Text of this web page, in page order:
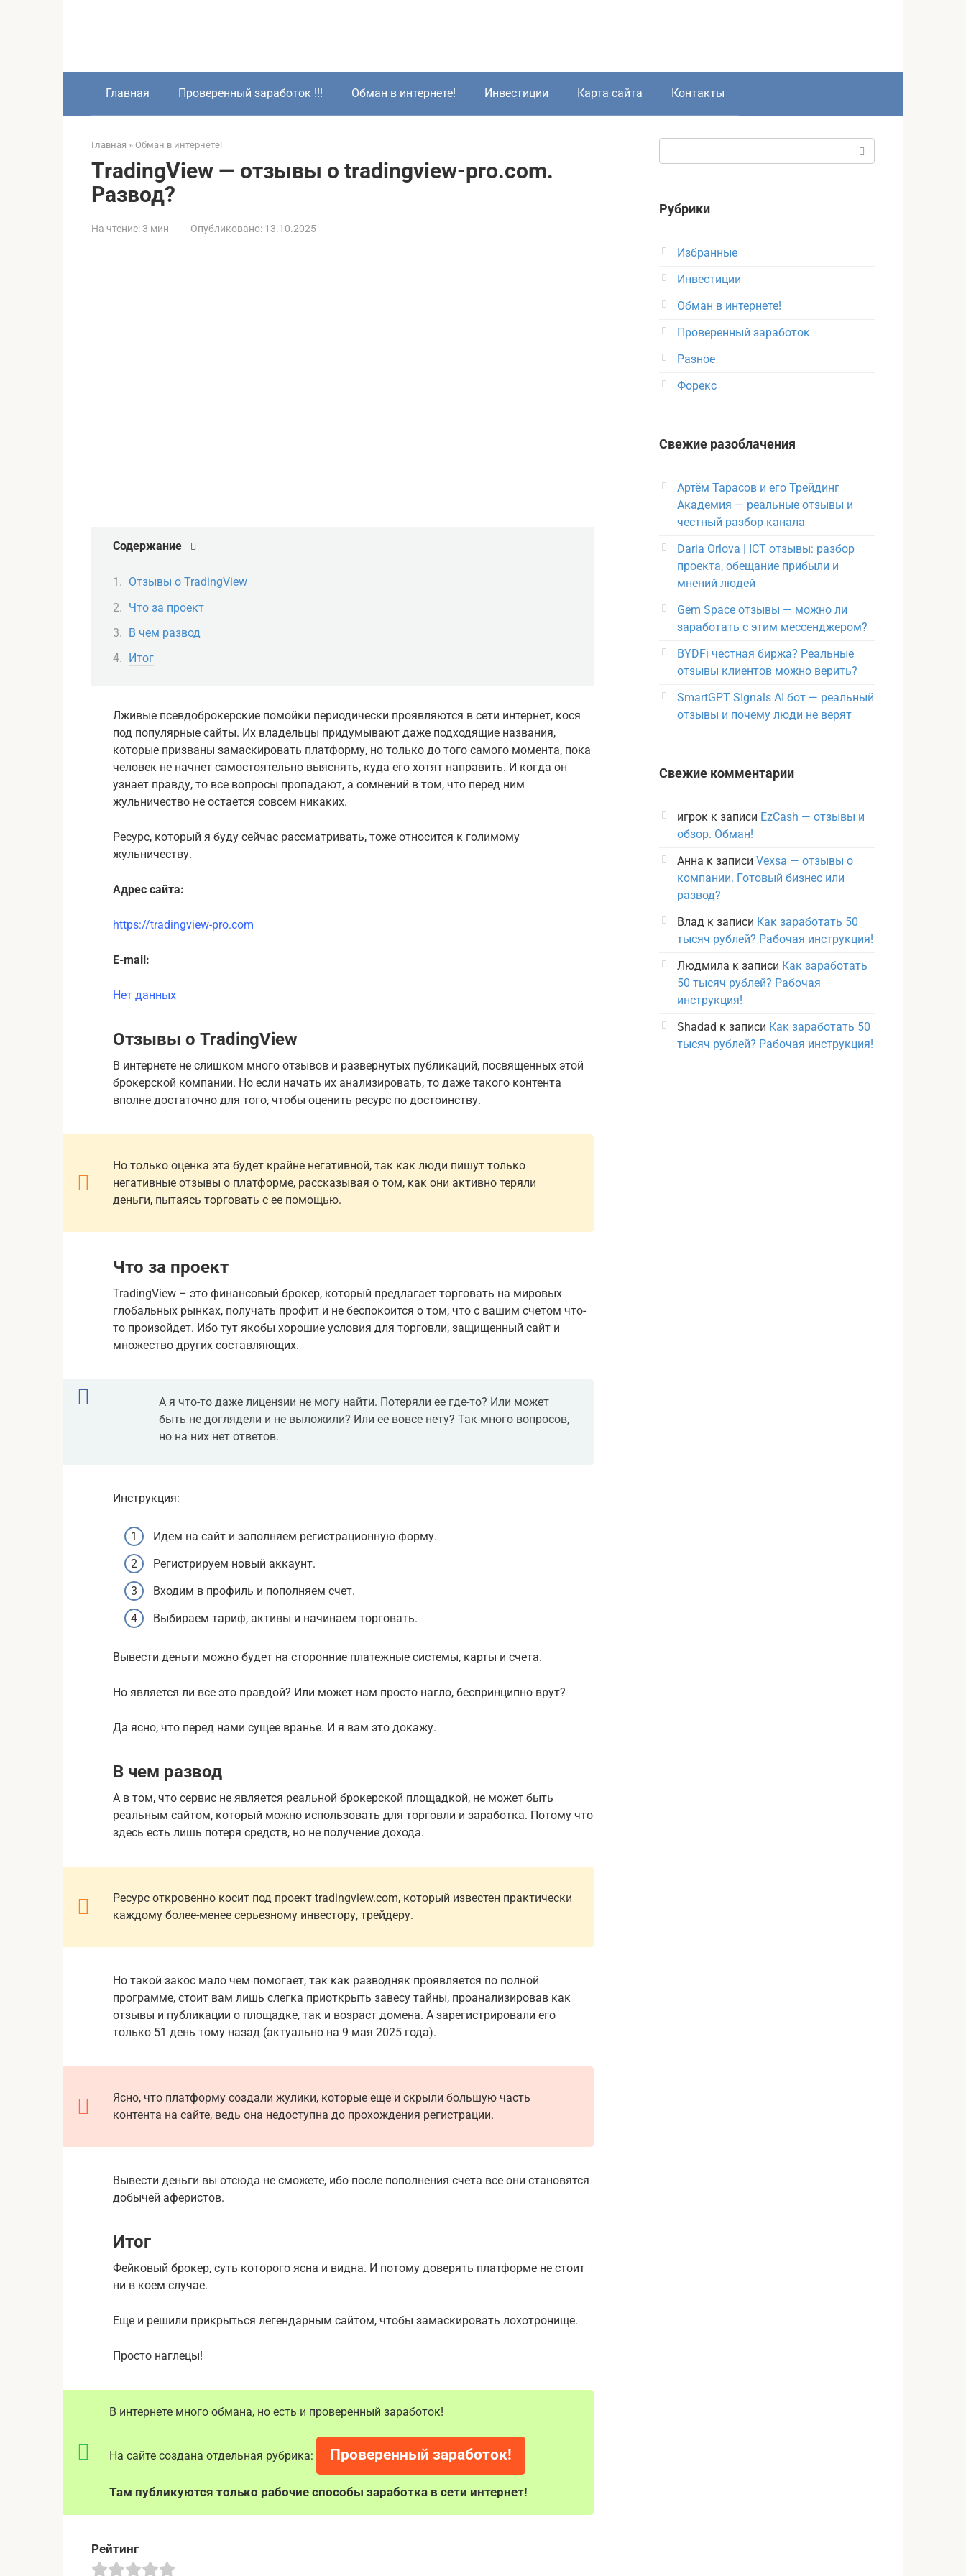
Главная Проверенный заработок !!! Обман в интернете! Инвестиции Карта сайта Контакты
Главная » Обман в интернете!
TradingView — отзывы о tradingview-pro.com.
Развод?
На чтение:3 мин Опубликовано: 13.10.2025
Содержание
Отзывы о TradingView
Что за проект
В чем развод
Итог
Лживые псевдоброкерские помойки периодически проявляются в сети интернет, кося
под популярные сайты. Их владельцы придумывают даже подходящие названия,
которые призваны замаскировать платформу, но только до того самого момента, пока
человек не начнет самостоятельно выяснять, куда его хотят направить. И когда он
узнает правду, то все вопросы пропадают, а сомнений в том, что перед ним
жульничество не остается совсем никаких.
Ресурс, который я буду сейчас рассматривать, тоже относится к голимому
жульничеству.
Адрес сайта:
https://tradingview-pro.com
E-mail:
Нет данных
Отзывы о TradingView
В интернете не слишком много отзывов и развернутых публикаций, посвященных этой
брокерской компании. Но если начать их анализировать, то даже такого контента
вполне достаточно для того, чтобы оценить ресурс по достоинству.
Но только оценка эта будет крайне негативной, так как люди пишут только
негативные отзывы о платформе, рассказывая о том, как они активно теряли
деньги, пытаясь торговать с ее помощью.
Что за проект
TradingView – это финансовый брокер, который предлагает торговать на мировых
глобальных рынках, получать профит и не беспокоится о том, что с вашим счетом что-
то произойдет. Ибо тут якобы хорошие условия для торговли, защищенный сайт и
множество других составляющих.
А я что-то даже лицензии не могу найти. Потеряли ее где-то? Или может
быть не доглядели и не выложили? Или ее вовсе нету? Так много вопросов,
но на них нет ответов.
Инструкция:
Идем на сайт и заполняем регистрационную форму.
Регистрируем новый аккаунт.
Входим в профиль и пополняем счет.
Выбираем тариф, активы и начинаем торговать.
Вывести деньги можно будет на сторонние платежные системы, карты и счета.
Но является ли все это правдой? Или может нам просто нагло, беспринципно врут?
Да ясно, что перед нами сущее вранье. И я вам это докажу.
В чем развод
А в том, что сервис не является реальной брокерской площадкой, не может быть
реальным сайтом, который можно использовать для торговли и заработка. Потому что
здесь есть лишь потеря средств, но не получение дохода.
Ресурс откровенно косит под проект tradingview.com, который известен практически
каждому более-менее серьезному инвестору, трейдеру.
Но такой закос мало чем помогает, так как разводняк проявляется по полной
программе, стоит вам лишь слегка приоткрыть завесу тайны, проанализировав как
отзывы и публикации о площадке, так и возраст домена. А зарегистрировали его
только 51 день тому назад (актуально на 9 мая 2025 года).
Ясно, что платформу создали жулики, которые еще и скрыли большую часть
контента на сайте, ведь она недоступна до прохождения регистрации.
Вывести деньги вы отсюда не сможете, ибо после пополнения счета все они становятся
добычей аферистов.
Итог
Фейковый брокер, суть которого ясна и видна. И потому доверять платформе не стоит
ни в коем случае.
Еще и решили прикрыться легендарным сайтом, чтобы замаскировать лохотронище.
Просто наглецы!
В интернете много обмана, но есть и проверенный заработок!
На сайте создана отдельная рубрика: Проверенный заработок!
Там публикуются только рабочие способы заработка в сети интернет!
Рейтинг
Рубрики
Избранные
Инвестиции
Обман в интернете!
Проверенный заработок
Разное
Форекс
Свежие разоблачения
Артём Тарасов и его Трейдинг
Академия — реальные отзывы и
честный разбор канала
Daria Orlova | ICT отзывы: разбор
проекта, обещание прибыли и
мнений людей
Gem Space отзывы — можно ли
заработать с этим мессенджером?
BYDFi честная биржа? Реальные
отзывы клиентов можно верить?
SmartGPT SIgnals AI бот — реальный
отзывы и почему люди не верят
Свежие комментарии
игрок к записи EzCash — отзывы и
обзор. Обман!
Анна к записи Vexsa — отзывы о
компании. Готовый бизнес или
развод?
Влад к записи Как заработать 50
тысяч рублей? Рабочая инструкция!
Людмила к записи Как заработать
50 тысяч рублей? Рабочая
инструкция!
Shadad к записи Как заработать 50
тысяч рублей? Рабочая инструкция!